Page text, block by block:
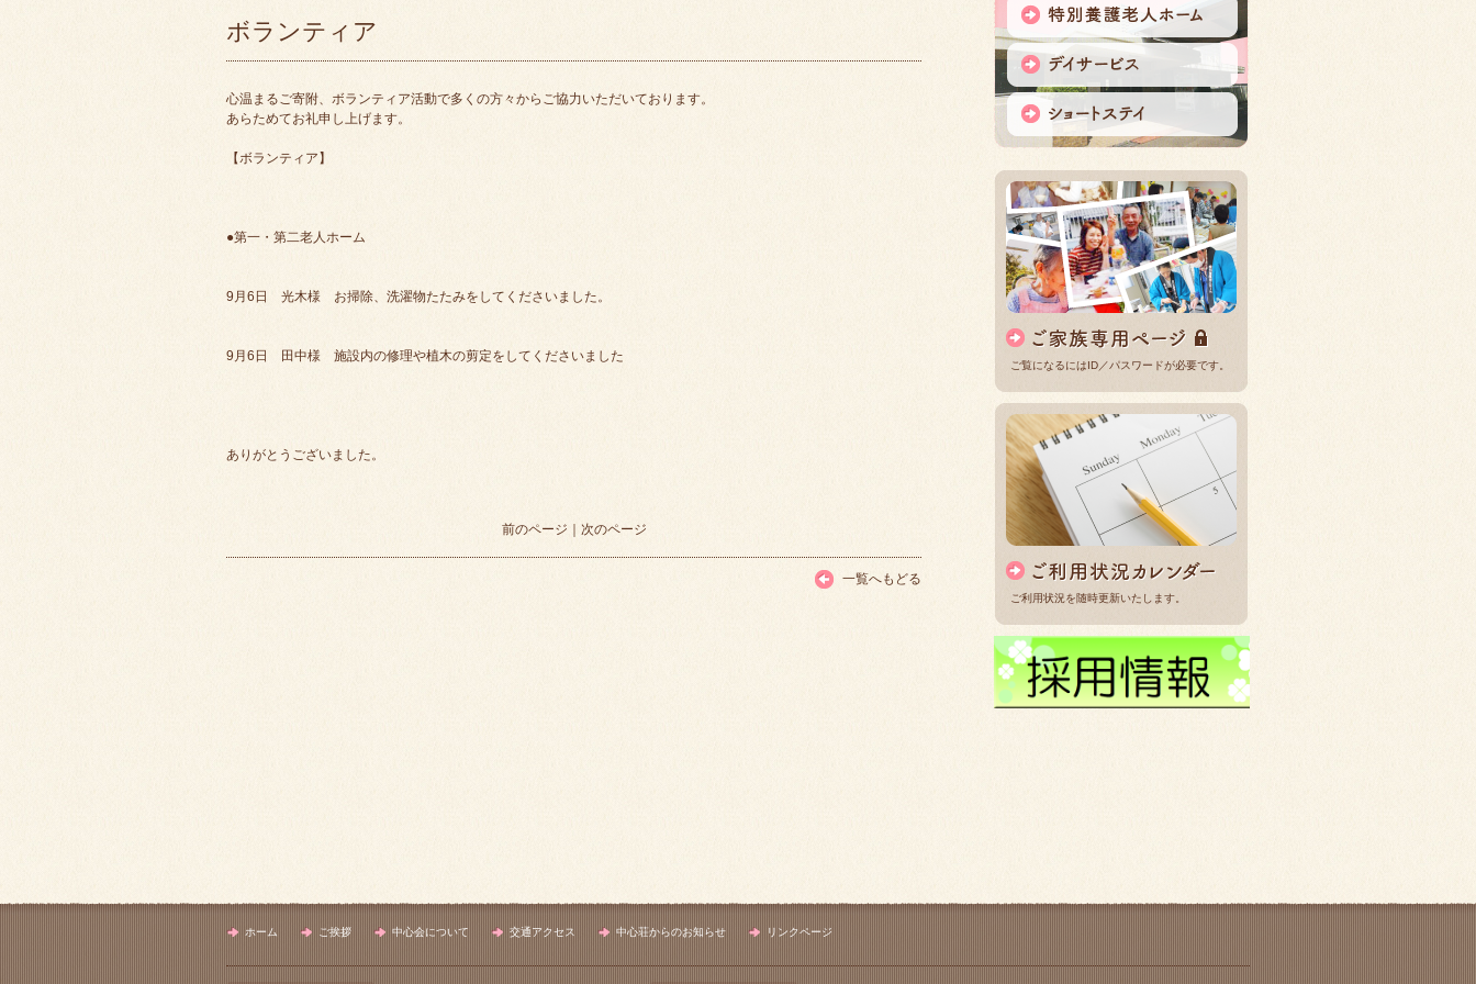
ボランティア
心温まるご寄附、ボランティア活動で多くの方々からご協力いただいております。
あらためてお礼申し上げます。
【ボランティア】
●第一・第二老人ホーム
9月6日 光木様 お掃除、洗濯物たたみをしてくださいました。
9月6日 田中様 施設内の修理や植木の剪定をしてくださいました
ありがとうございました。
前のページ 次のページ
一覧へもどる
ご覧になるにはID／パスワードが必要です。
ご利用状況を随時更新いたします。
ホーム ご挨拶 中心会について 交通アクセス 中心荘からのお知らせ リンクページ